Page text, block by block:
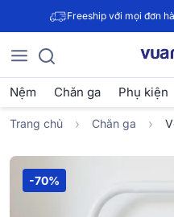
Freeship với mọi đơn
Nệm Chăn ga Phụ kiện
Trang chủ Chăn ga
-70%